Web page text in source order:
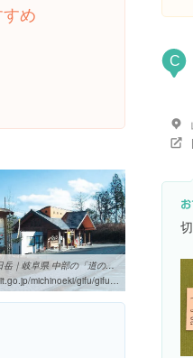
め
C
道の駅」大日岳｜岐阜県 中部の「道の駅」
michinoeki/gifu/gifu31.html